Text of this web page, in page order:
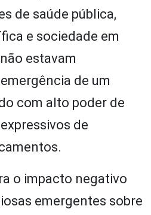
de saúde pública,
e sociedade em
estavam
de um
com alto poder de
de
o impacto negativo
emergentes sobre